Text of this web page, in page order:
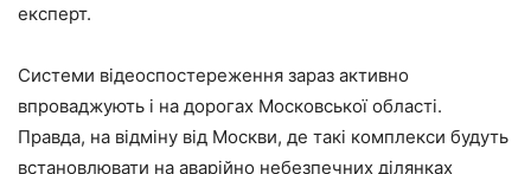
експерт.
Системи відеоспостереження зараз активно
впроваджують і на дорогах Московської області.
Правда, на відміну від Москви, де такі комплекси будуть
встановлювати на аварійно небезпечних ділянках